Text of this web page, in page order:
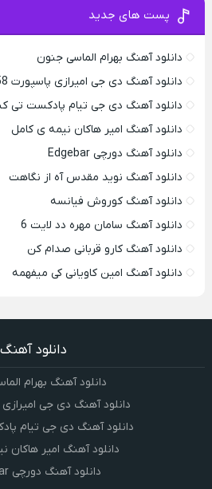
پست های جدید
دانلود آهنگ بهرام الماسی جنون
دانلود آهنگ دی جی امیرازی پاسپورت 158
دانلود آهنگ دی جی تیام پادکست تی
دانلود آهنگ امیر هاکان نیمه ی کامل
دانلود آهنگ دورچی Edgebar
دانلود آهنگ نوید مقدس آه از نگاهت
دانلود آهنگ کوروش فیانسه
دانلود آهنگ سامان مهره دد لایت 6
دانلود آهنگ کارو قربانی صدام کن
دانلود آهنگ امین کاویانی کی میفهمه
دانلود آهنگ
دانلود آهنگ بهرام
دانلود آهنگ دی جی امیرازی
دانلود آهنگ دی جی تیام
دانلود آهنگ امیر هاکان
دانلود آهنگ دورچی Edgebar